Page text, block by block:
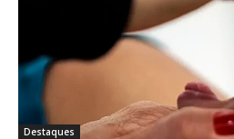
Destaques